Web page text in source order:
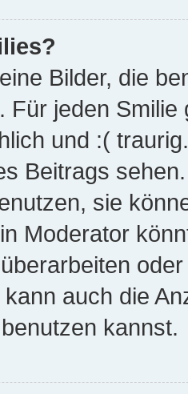
Bilder, die
Für jeden
und :(
Beitrags
sie
Moderator
auch die
kannst.